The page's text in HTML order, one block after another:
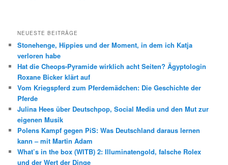
NEUESTE BEITRÄGE
Stonehenge, Hippies und der Moment, in dem ich Katja
verloren habe
Hat die Cheops-Pyramide wirklich acht Seiten? Ägyptologin
Roxane Bicker klärt auf
Vom Kriegspferd zum Pferdemädchen: Die Geschichte der
Pferde
Julina Hees über Deutschpop, Social Media und den Mut zur
eigenen Musik
Polens Kampf gegen PiS: Was Deutschland daraus lernen
kann – mit Martin Adam
What’s in the box (WITB) 2: Illuminatengold, falsche Rolex
und der Wert der Dinge